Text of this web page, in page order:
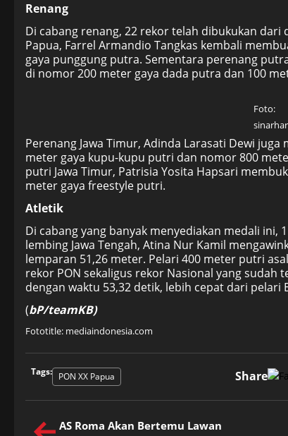
Renang
Di cabang renang, 22 rekor telah dibukukan
Papua, Farrel Armandio Tangkas kembali
gaya punggung putra. Sementara perenang
di nomor 200 meter gaya dada putra dan 100
Foto:
Perenang Jawa Timur, Adinda Larasati Dewi
meter gaya kupu-kupu putri dan nomor 800
putri Jawa Timur, Patrisia Yosita Hapsari
meter gaya freestyle putri.
Atletik
Di cabang yang banyak menyediakan medali
lembing Jawa Tengah, Atina Nur Kamil
lemparan 51,26 meter. Pelari 400 meter putri
rekor PON sekaligus rekor Nasional yang sudah
dengan waktu 53,32 detik, lebih cepat dari pelari
(bP/teamKB)
Fototitle: mediaindonesia.com
Tags: PON XX Papua Share
AS Roma Akan Bertemu Lawan